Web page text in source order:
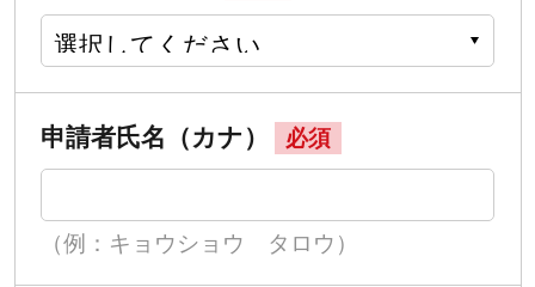
申請者氏名（カナ） 必須
（例：キョウショウ タロウ）